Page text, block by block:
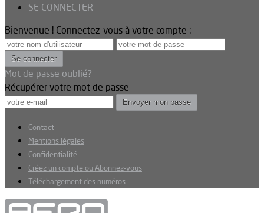
SE CONNECTER
Bienvenue ! Connectez-vous à votre compte :
Mot de passe oublié?
Récupérer votre mot de passe
Contact
Mentions légales
Confidentialité
Créez un compte ou Abonnez-vous
Téléchargement des numéros